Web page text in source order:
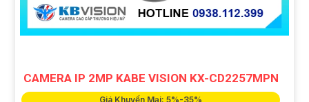
CAMERA IP 2MP KABE VISION KX-CD2257MPN
Giá Khuyến Mại: 5%-35%